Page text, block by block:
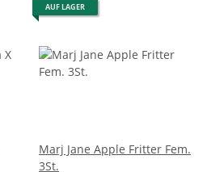
AUF LAGER
Marj Jane Apple Fritter Fem.
3St.